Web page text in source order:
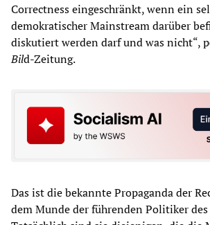
Correctness eingeschränkt, wenn ein
demokratischer Mainstream darüber
diskutiert werden darf und was nicht“,
Bild-Zeitung.
Das ist die bekannte Propaganda der
dem Munde der führenden Politiker des